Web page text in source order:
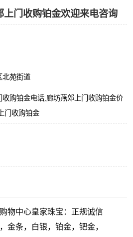
上门收购铂金欢迎来电咨询
北苑街道
收购铂金电话,廊坊燕郊上门收购铂金价
门收购铂金
物中心皇家珠宝：正规诚信
金条，白银，铂金，钯金，